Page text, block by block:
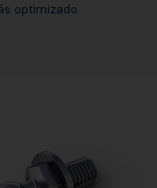
optimizado